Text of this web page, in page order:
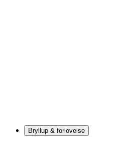
Bryllup & forlovelse